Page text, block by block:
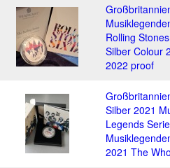
Rolling
Silber Colour
2022 proof
Silber 2021
Legends Serie
2021 The